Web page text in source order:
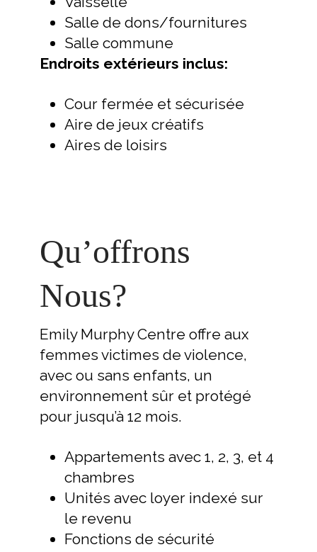
Salle de dons/fournitures
Salle commune
Endroits extérieurs inclus:
Cour fermée et sécurisée
Aire de jeux créatifs
Aires de loisirs
Qu’offrons
Nous?
Emily Murphy Centre offre aux
femmes victimes de violence,
avec ou sans enfants, un
environnement sûr et protégé
pour jusqu’à 12 mois.
Appartements avec 1, 2, 3, et 4
chambres
Unités avec loyer indexé sur
le revenu
Fonctions de sécurité